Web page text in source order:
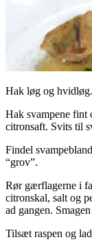
Hak løg og
Hak svampene fint
citronsaft. Svits til
Findel
“grov”.
Rør gærflagerne i
citronskal, salt og
ad gangen.
Tilsæt raspen og